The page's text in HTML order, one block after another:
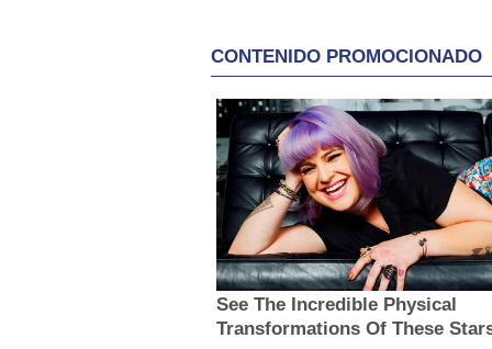
CONTENIDO PROMOCIONADO
See The Incredible Physical
Transformations Of These